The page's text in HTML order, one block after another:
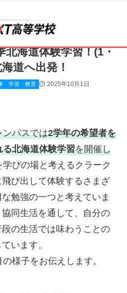
NEXT SENDAI 学校行事
北海道体験学習！(1・
道へ出発！
学習・教育 2025年10月1日
ンパスでは2学年の希望者を
北海道体験学習を開催し
びの場と考えるクラーク
び出して体験するさまざ
勉強の一つと考えていま
同生活を通して、自分の
の生活では味わうことの
います。
様子をお伝えします。